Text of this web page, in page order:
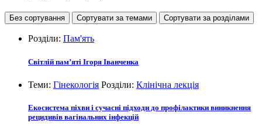
Без сортування Сортувати за темами Сортувати за розділами
Розділи: Пам'ять
Світлій пам’яті Ігоря Іванченка
Теми: Гінекологія Розділи: Клінічна лекція
Екосистема піхви і сучасні підходи до профілактики виникнення
рецидивів вагінальних інфекцій